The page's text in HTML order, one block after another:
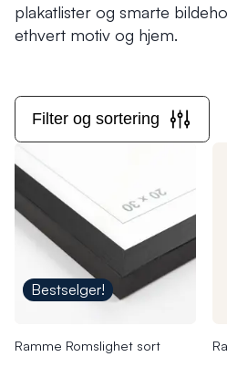
plakatlister og smarte
ethvert motiv og hjem.
Filter og sortering
Bestselger!
Ramme Romslighet sort